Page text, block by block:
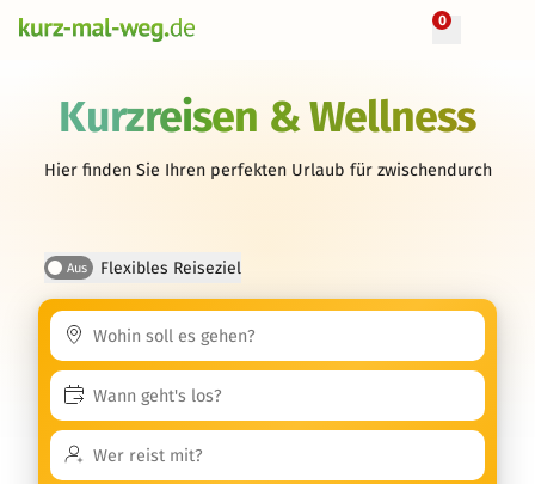
0
Kurzreisen & Wellness
Hier finden Sie Ihren perfekten Urlaub für zwischendurch
Aus Flexibles Reiseziel